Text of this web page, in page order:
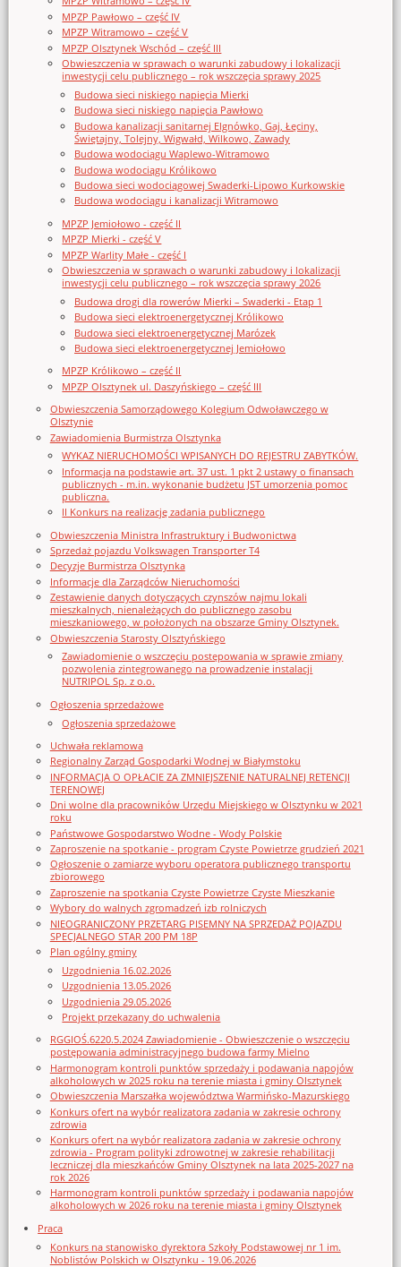
MPZP Pawłowo – część IV
MPZP Witramowo – część V
MPZP Olsztynek Wschód – część III
Obwieszczenia w sprawach o warunki zabudowy i lokalizacji
inwestycji celu publicznego – rok wszczęcia sprawy 2025
Budowa sieci niskiego napięcia Mierki
Budowa sieci niskiego napięcia Pawłowo
Budowa kanalizacji sanitarnej Elgnówko, Gaj, Łęciny,
Świętajny, Tolejny, Wigwałd, Wilkowo, Zawady
Budowa wodociągu Waplewo-Witramowo
Budowa wodociągu Królikowo
Budowa sieci wodociągowej Swaderki-Lipowo Kurkowskie
Budowa wodociągu i kanalizacji Witramowo
MPZP Jemiołowo - część II
MPZP Mierki - część V
MPZP Warlity Małe - część I
Obwieszczenia w sprawach o warunki zabudowy i lokalizacji
inwestycji celu publicznego – rok wszczęcia sprawy 2026
Budowa drogi dla rowerów Mierki – Swaderki - Etap 1
Budowa sieci elektroenergetycznej Królikowo
Budowa sieci elektroenergetycznej Marózek
Budowa sieci elektroenergetycznej Jemiołowo
MPZP Królikowo – część II
MPZP Olsztynek ul. Daszyńskiego – część III
Obwieszczenia Samorządowego Kolegium Odwoławczego w
Olsztynie
Zawiadomienia Burmistrza Olsztynka
WYKAZ NIERUCHOMOŚCI WPISANYCH DO REJESTRU ZABYTKÓW.
Informacja na podstawie art. 37 ust. 1 pkt 2 ustawy o finansach
publicznych - m.in. wykonanie budżetu JST umorzenia pomoc
publiczna.
II Konkurs na realizację zadania publicznego
Obwieszczenia Ministra Infrastruktury i Budwonictwa
Sprzedaż pojazdu Volkswagen Transporter T4
Decyzje Burmistrza Olsztynka
Informacje dla Zarządców Nieruchomości
Zestawienie danych dotyczących czynszów najmu lokali
mieszkalnych, nienależących do publicznego zasobu
mieszkaniowego, w położonych na obszarze Gminy Olsztynek.
Obwieszczenia Starosty Olsztyńskiego
Zawiadomienie o wszczęciu postępowania w sprawie zmiany
pozwolenia zintegrowanego na prowadzenie instalacji
NUTRIPOL Sp. z o.o.
Ogłoszenia sprzedażowe
Ogłoszenia sprzedażowe
Uchwała reklamowa
Regionalny Zarząd Gospodarki Wodnej w Białymstoku
INFORMACJA O OPŁACIE ZA ZMNIEJSZENIE NATURALNEJ RETENCJI
TERENOWEJ
Dni wolne dla pracowników Urzędu Miejskiego w Olsztynku w 2021
roku
Państwowe Gospodarstwo Wodne - Wody Polskie
Zaproszenie na spotkanie - program Czyste Powietrze grudzień 2021
Ogłoszenie o zamiarze wyboru operatora publicznego transportu
zbiorowego
Zaproszenie na spotkania Czyste Powietrze Czyste Mieszkanie
Wybory do walnych zgromadzeń izb rolniczych
NIEOGRANICZONY PRZETARG PISEMNY NA SPRZEDAŻ POJAZDU
SPECJALNEGO STAR 200 PM 18P
Plan ogólny gminy
Uzgodnienia 16.02.2026
Uzgodnienia 13.05.2026
Uzgodnienia 29.05.2026
Projekt przekazany do uchwalenia
RGGIOŚ.6220.5.2024 Zawiadomienie - Obwieszczenie o wszczęciu
postępowania administracyjnego budowa farmy Mielno
Harmonogram kontroli punktów sprzedaży i podawania napojów
alkoholowych w 2025 roku na terenie miasta i gminy Olsztynek
Obwieszczenia Marszałka województwa Warmińsko-Mazurskiego
Konkurs ofert na wybór realizatora zadania w zakresie ochrony
zdrowia
Konkurs ofert na wybór realizatora zadania w zakresie ochrony
zdrowia - Program polityki zdrowotnej w zakresie rehabilitacji
leczniczej dla mieszkańców Gminy Olsztynek na lata 2025-2027 na
rok 2026
Harmonogram kontroli punktów sprzedaży i podawania napojów
alkoholowych w 2026 roku na terenie miasta i gminy Olsztynek
Praca
Konkurs na stanowisko dyrektora Szkoły Podstawowej nr 1 im.
Noblistów Polskich w Olsztynku - 19.06.2026